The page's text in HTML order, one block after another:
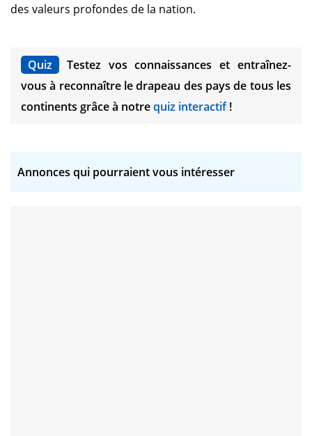
des valeurs profondes de la nation.
Quiz
Testez vos connaissances et entraînez-
vous à reconnaître le drapeau des pays de tous les
continents grâce à notrequiz interactif!
Annonces qui pourraient vous intéresser